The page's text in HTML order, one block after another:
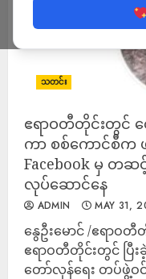
သတင်း
ဧရာဝတီတိုင်းတွင်
ကာ စစ်ကောင်စီက
Facebook မှ တ
လုပ်ဆောင်နေ
ADMIN MAY 31,
နွေဦးမောင် /ဧရာဝ
ဧရာဝတီတိုင်းတွင် ပ
တော်လှန်ရေး တပ်ဖွဲ့ဝ